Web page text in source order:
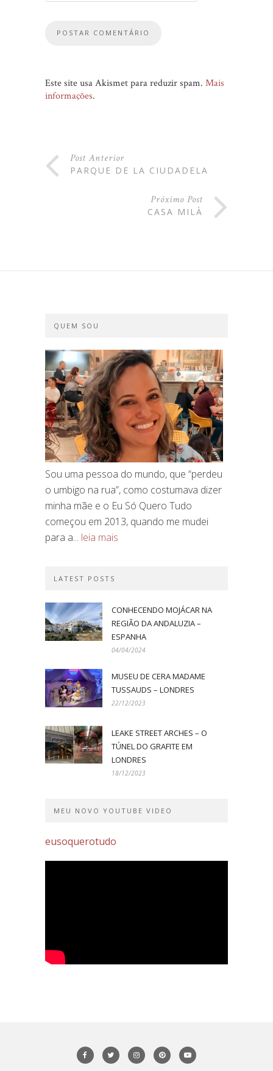
Este site usa Akismet para reduzir spam. Mais
informações.
Post Anterior
PARQUE DE LA CIUDADELA
Próximo Post
CASA MILÀ
QUEM SOU
Sou uma pessoa do mundo, que “perdeu
o umbigo na rua”, como costumava dizer
minha mãe e o Eu Só Quero Tudo
começou em 2013, quando me mudei
para a... leia mais
LATEST POSTS
CONHECENDO MOJÁCAR NA
REGIÃO DA ANDALUZIA –
ESPANHA
04/04/2024
MUSEU DE CERA MADAME
TUSSAUDS – LONDRES
22/12/2023
LEAKE STREET ARCHES – O
TÚNEL DO GRAFITE EM
LONDRES
18/12/2023
MEU NOVO YOUTUBE VIDEO
eusoquerotudo